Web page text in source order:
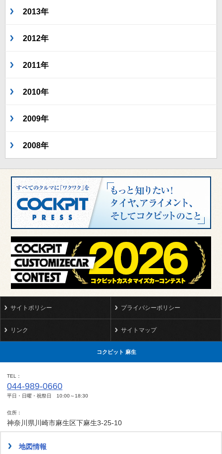
2013年
2012年
2011年
2010年
2009年
2008年
サイトポリシー プライバシーポリシー
リンク サイトマップ
コクピット 麻生
TEL
044-989-0660
平日・日曜・祝祭日 10:00～18:30
住所
神奈川県川崎市麻生区下麻生3-25-10
地図情報